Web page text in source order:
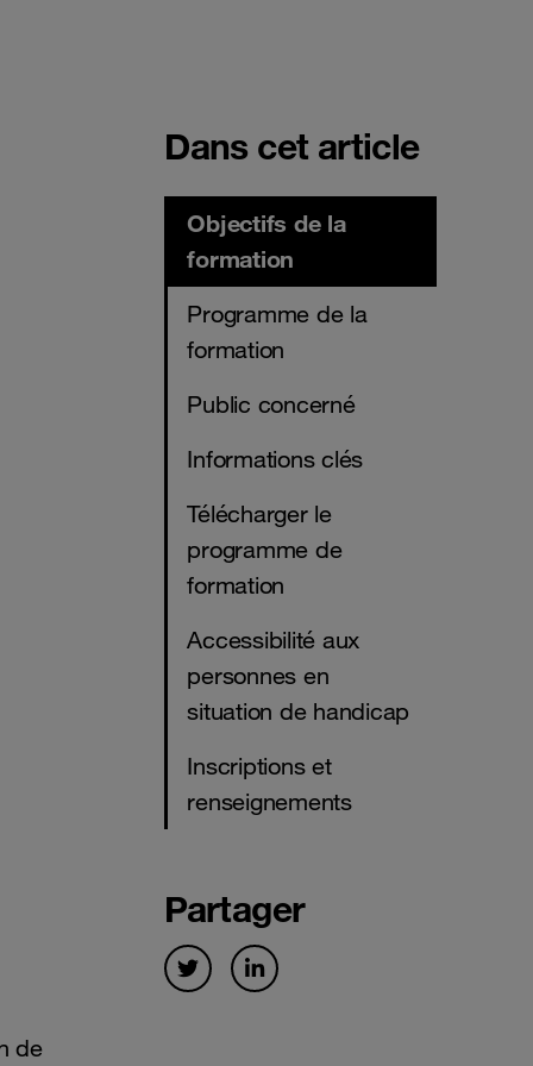
Dans cet article
Objectifs de la
formation
Programme de la
formation
Public concerné
Informations clés
Télécharger le
programme de
formation
Accessibilité aux
personnes en
situation de handicap
Inscriptions et
renseignements
Partager
de